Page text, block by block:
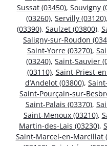
Sussat (03450), Souvigny
(03260), Servilly (03120),
(03390), Saulzet (03800),
Saligny-sur-Roudon
Saint-Yorre (03270),
(03240), Saint-Sauvier
(03110), Saint-Priest-
d’Andelot (03800),
Saint-Pourçain-sur-
Saint-Palais (03370),
Saint-Menoux (03210),
Martin-des-Lais (03230),
Saint-Marcel-en-Marcillat